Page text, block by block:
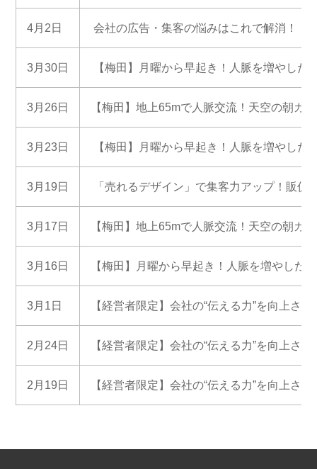
4月2日 会社の広告・集客の悩みはこれで解消！！
3月30日 【梅田】月曜から早起き！人脈を増やし
3月26日 【梅田】地上65mで人脈交流！天空の朝カ
3月23日 【梅田】月曜から早起き！人脈を増やし
3月19日 「売れるデザイン」で集客力アップ！販促
3月17日 【梅田】地上65mで人脈交流！天空の朝カ
3月16日 【梅田】月曜から早起き！人脈を増やした
3月1日 【経営者限定】会社の“伝える力”を向上さ
2月24日 【経営者限定】会社の“伝える力”を向上さ
2月19日 【経営者限定】会社の“伝える力”を向上さ